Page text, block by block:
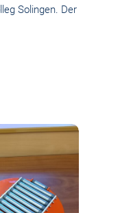
Solingen. Der